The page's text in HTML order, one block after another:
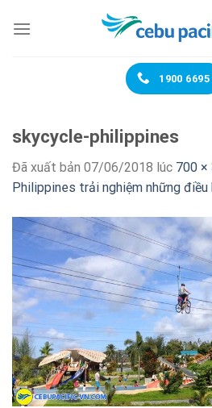
đến
1900 6695
skycycle-philippines
Đã xuất bản 07/06/2018 lúc 700 ×
Philippines trải nghiệm những